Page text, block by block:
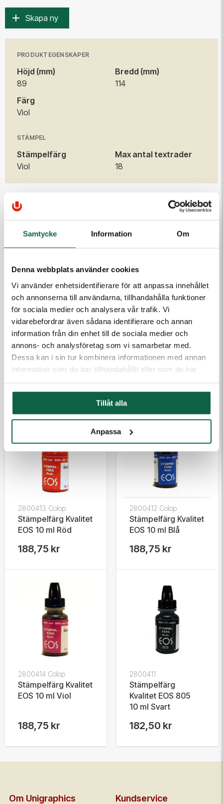
Samtycke Information Om
Denna webbplats använder cookies
Vi använder enhetsidentifierare för att anpassa innehållet
och annonserna till användarna, tillhandahålla funktioner
för sociala medier och analysera vår trafik. Vi
vidarebefordrar även sådana identifierare och annan
information från din enhet till de sociala medier och
annons- och analysföretag som vi samarbetar med.
Dessa kan i sin tur kombinera informationen med annan
information som du har tillhandahållit eller som de har
Tillåt alla
Anpassa
Skapa ny
PRODUKTEGENSKAPER
Höjd (mm)
89
Bredd (mm)
114
Färg
Viol
STÄMPEL
Stämpelfärg
Viol
Max antal textrader
18
2800412 Colop
Stämpelfärg Kvalitet
EOS 10 ml Blå
2800415 Colop
Stämpelfärg Kvalitet
EOS 10 ml Grön
2800413 Colop
Stämpelfärg Kvalitet
EOS 10 ml Röd
188,75 kr
2800412 Colop
Stämpelfärg Kvalitet
EOS 10 ml Blå
188,75 kr
2800414 Colop
Stämpelfärg Kvalitet
EOS 10 ml Viol
188,75 kr
2800411
Stämpelfärg
Kvalitet EOS 805
10 ml Svart
182,50 kr
Om Unigraphics Kundservice